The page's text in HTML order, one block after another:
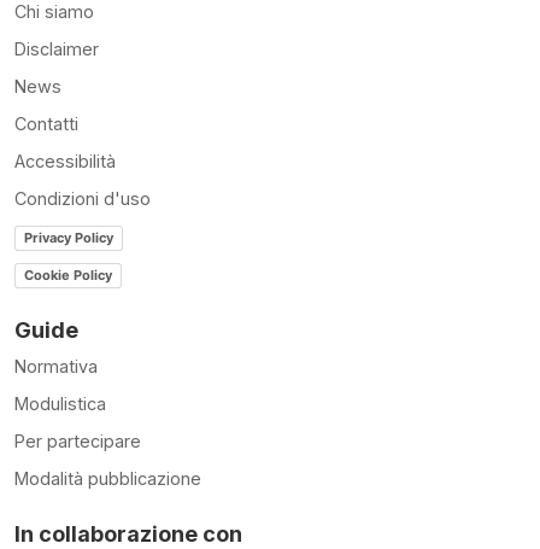
Chi siamo
Disclaimer
News
Contatti
Accessibilità
Condizioni d'uso
Privacy Policy
Cookie Policy
Guide
Normativa
Modulistica
Per partecipare
Modalità pubblicazione
In collaborazione con